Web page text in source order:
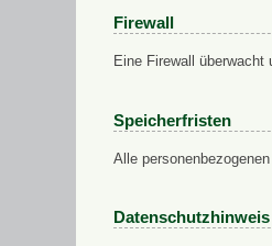
Firewall
Eine Firewall
Speicherfristen
Alle
Datenschutzhinweis